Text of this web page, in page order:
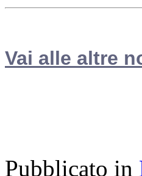
Vai alle altre
Pubblicato in